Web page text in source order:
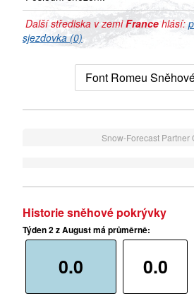
Další střediska v zemiFrance hlásí:
sjezdovka (0)
Font Romeu
Snow-Forecast Partner
Historie sněhové pokrývky
Týden 2 z August má průměrně:
0.0 0.0